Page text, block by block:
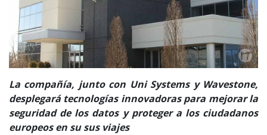
La compañía, junto con Uni Systems y Wavestone,
desplegará tecnologías innovadoras para mejorar la
seguridad de los datos y proteger a los ciudadanos
europeos en su sus viajes